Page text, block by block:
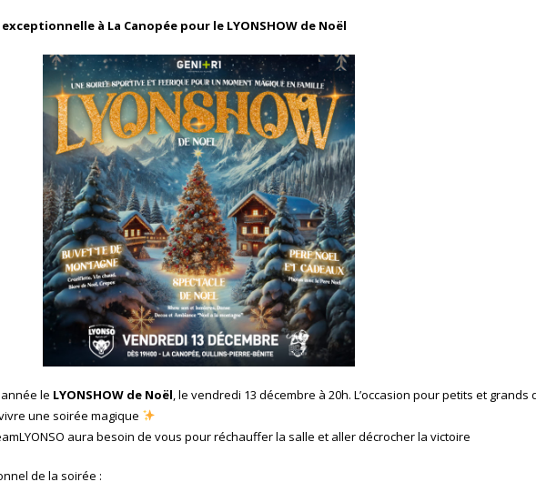
à La Canopée pour le LYONSHOW de Noël
le LYONSHOW de Noël, le vendredi 13 décembre à 20h. L’occasion pour petits et grands
une soirée magique
aura besoin de vous pour réchauffer la salle et aller décrocher la victoire
de la soirée :